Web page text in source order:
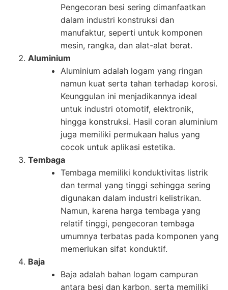
Pengecoran besi sering dimanfaatkan
dalam industri konstruksi dan
manufaktur, seperti untuk komponen
mesin, rangka, dan alat-alat berat.
Aluminium
Aluminium adalah logam yang ringan
namun kuat serta tahan terhadap korosi.
Keunggulan ini menjadikannya ideal
untuk industri otomotif, elektronik,
hingga konstruksi. Hasil coran aluminium
juga memiliki permukaan halus yang
cocok untuk aplikasi estetika.
Tembaga
Tembaga memiliki konduktivitas listrik
dan termal yang tinggi sehingga sering
digunakan dalam industri kelistrikan.
Namun, karena harga tembaga yang
relatif tinggi, pengecoran tembaga
umumnya terbatas pada komponen yang
memerlukan sifat konduktif.
Baja
Baja adalah bahan logam campuran
antara besi dan karbon, serta memiliki